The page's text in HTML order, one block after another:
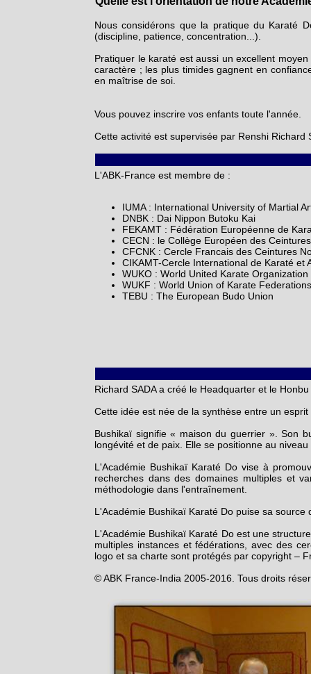
Nous considérons que la pratique du Karaté
(discipline, patience, concentration...).
Pratiquer le karaté est aussi un excellent
caractère ; les plus timides gagnent en
en maîtrise de soi.
Vous pouvez inscrire vos enfants toute l'année.
Cette activité est supervisée par Renshi
L'ABK-France est membre de :
IUMA : International University of Martial
DNBK : Dai Nippon Butoku Kai
FEKAMT : Fédération Européenne de
CECN : le Collège Européen des
CFCNK : Cercle Francais des Ceintures
CIKAMT-Cercle International de Karaté et
WUKO : World United Karate
WUKF : World Union of Karate Federations
TEBU : The European Budo Union
Richard SADA a créé le Headquarter et le
Cette idée est née de la synthèse entre un
Bushikaï signifie « maison du guerrier ». Son
longévité et de paix. Elle se positionne au
L'Académie Bushikaï Karaté Do vise à
recherches dans des domaines multiples et
méthodologie dans l'entraînement.
L'Académie Bushikaï Karaté Do puise sa
L'Académie Bushikaï Karaté Do est une
multiples instances et fédérations, avec des
logo et sa charte sont protégés par copyright –
© ABK France-India 2005-2016. Tous droits